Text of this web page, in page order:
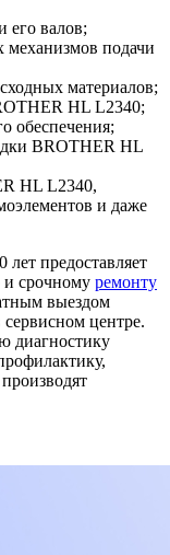
его валов;
механизмов подачи
материалов;
HL L2340;
обеспечения;
BROTHER HL
HL L2340,
и даже
предоставляет
срочному ремонту
выездом
центре.
диагностику